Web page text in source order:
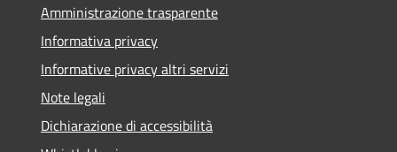
Amministrazione trasparente
Informativa privacy
Informative privacy altri servizi
Note legali
Dichiarazione di accessibilità